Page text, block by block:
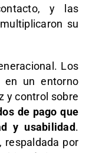
y las
su
Los
en un entorno
y control sobre
de pago que
y usabilidad.
respaldada por